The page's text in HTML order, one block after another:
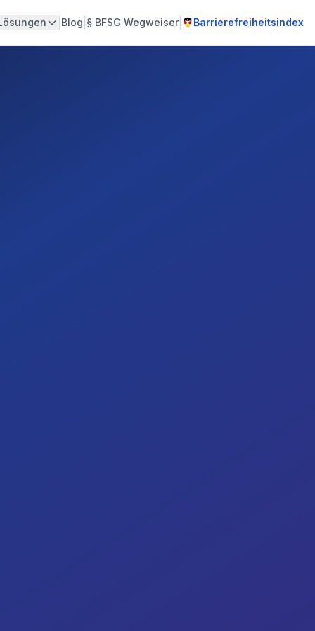
Blog § BFSG Wegweiser| Barrierefreiheitsindex